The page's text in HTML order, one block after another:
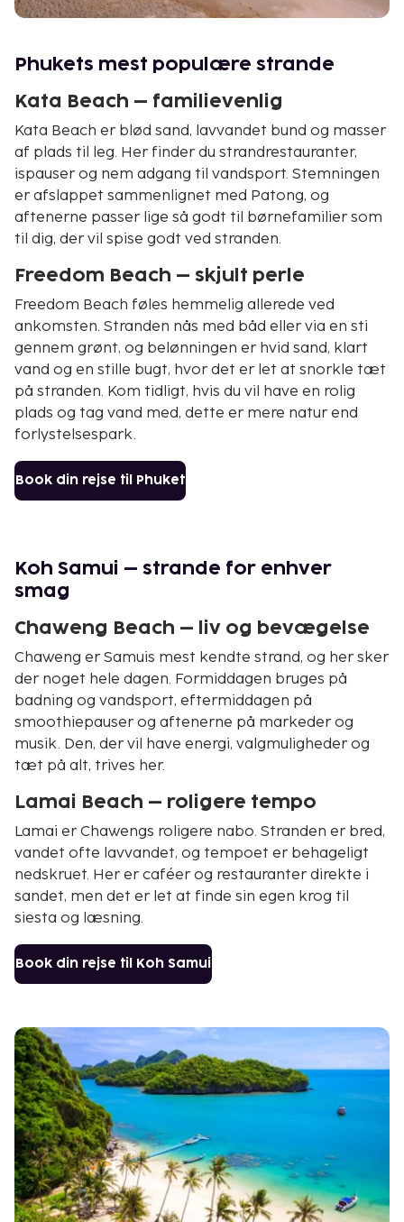
Phukets mest populære strande
Kata Beach – familievenlig
Kata Beach er blød sand, lavvandet bund og masser
af plads til leg. Her finder du strandrestauranter,
ispauser og nem adgang til vandsport. Stemningen
er afslappet sammenlignet med Patong, og
aftenerne passer lige så godt til børnefamilier som
til dig, der vil spise godt ved stranden.
Freedom Beach – skjult perle
Freedom Beach føles hemmelig allerede ved
ankomsten. Stranden nås med båd eller via en sti
gennem grønt, og belønningen er hvid sand, klart
vand og en stille bugt, hvor det er let at snorkle tæt
på stranden. Kom tidligt, hvis du vil have en rolig
plads og tag vand med, dette er mere natur end
forlystelsespark.
Book din rejse til Phuket
Koh Samui – strande for enhver
smag
Chaweng Beach – liv og bevægelse
Chaweng er Samuis mest kendte strand, og her sker
der noget hele dagen. Formiddagen bruges på
badning og vandsport, eftermiddagen på
smoothiepauser og aftenerne på markeder og
musik. Den, der vil have energi, valgmuligheder og
tæt på alt, trives her.
Lamai Beach – roligere tempo
Lamai er Chawengs roligere nabo. Stranden er bred,
vandet ofte lavvandet, og tempoet er behageligt
nedskruet. Her er caféer og restauranter direkte i
sandet, men det er let at finde sin egen krog til
siesta og læsning.
Book din rejse til Koh Samui